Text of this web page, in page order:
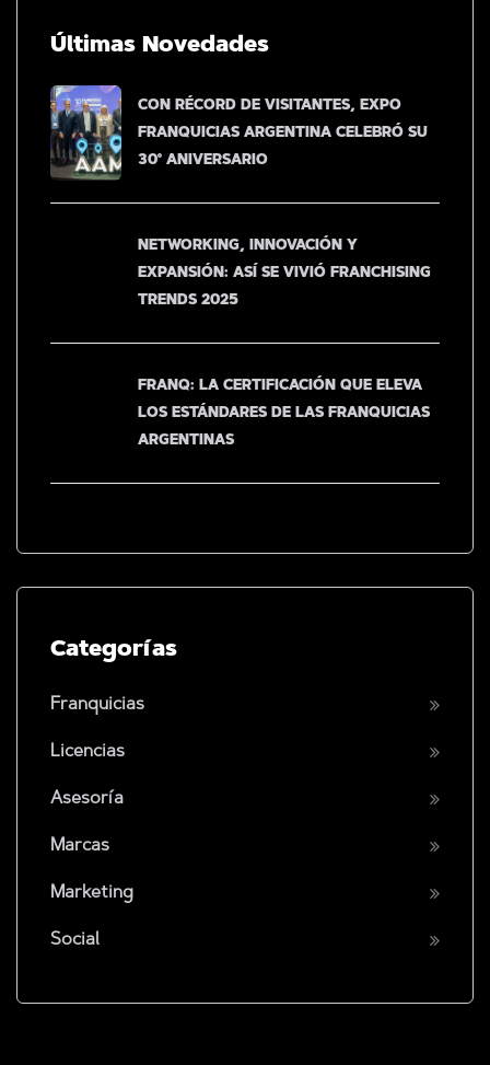
Últimas Novedades
CON RÉCORD DE VISITANTES, EXPO
FRANQUICIAS ARGENTINA CELEBRÓ SU
30° ANIVERSARIO
NETWORKING, INNOVACIÓN Y
EXPANSIÓN: ASÍ SE VIVIÓ FRANCHISING
TRENDS 2025
FRANQ: LA CERTIFICACIÓN QUE ELEVA
LOS ESTÁNDARES DE LAS FRANQUICIAS
ARGENTINAS
Categorías
Franquicias
Licencias
Asesoría
Marcas
Marketing
Social